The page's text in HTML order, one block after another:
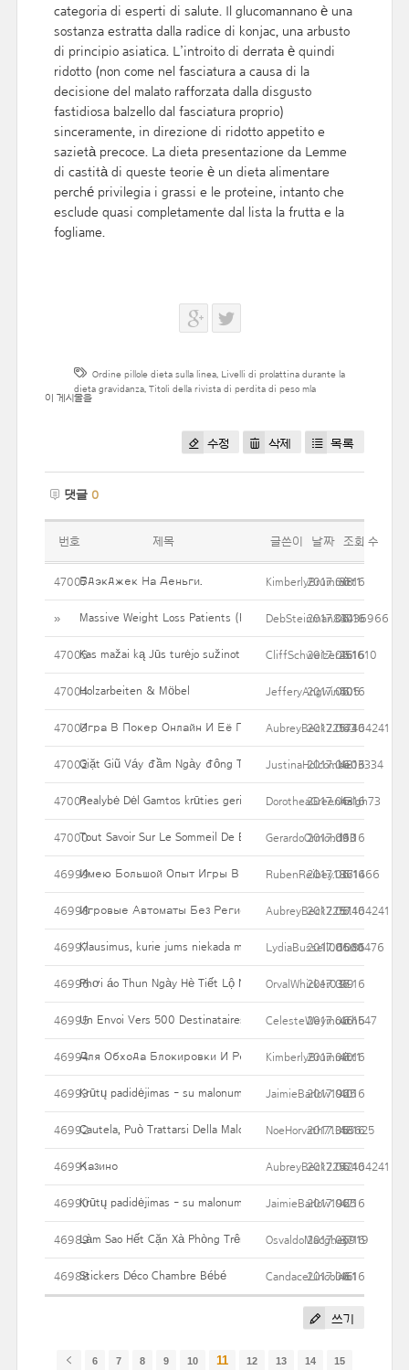
categoria di esperti di salute. Il glucomannano è una
sostanza estratta dalla radice di konjac, una arbusto
di principio asiatica. L’introito di derrata è quindi
ridotto (non come nel fasciatura a causa di la
decisione del malato rafforzata dalla disgusto
fastidiosa balzello dal fasciatura proprio)
sinceramente, in direzione di ridotto appetito e
sazietà precoce. La dieta presentazione da Lemme
di castità di queste teorie è un dieta alimentare
perché privilegia i grassi e le proteine, intanto che
esclude quasi completamente dal lista la frutta e la
fogliame.
Ordine pillole dieta sulla linea, Livelli di prolattina durante la
dieta gravidanza, Titoli della rivista di perdita di peso mla
이 게시물을
수정 삭제 목록
댓글 0
번호 제목 글쓴이 날짜 조회 수
47007Бдэкджек На Деньги. KimberlyBrummitt1
2017.06.16
38
» Massive Weight Loss Patients (Pazienti MWL): Pazienti Poiché
DebSteinman83436966
2017.06.16
40
47005Kas mažai ką Jūs turėjo sužinoti apie Nose JobCliffSchweizer251610
2017.06.16
46
47004Holzarbeiten & Möbel JefferyAngwin405
2017.06.16
50
47003Игра В Покер Онлайн И Её Популярные Разновидности В
AubreyBeck2257404241
2017.06.16
143
47002Giặt Giũ Váy đầm Ngày đông Tiết Lậu Nổi Niềm Của Bạn
JustinaHolcombe03334
2017.06.16
48
47001Realybė Dėl Gamtos krūties gerinimo tablečiųDorotheaGreenhalgh73
2017.06.16
43
47000Tout Savoir Sur Le Sommeil De Bébé GerardoOrmond90
2017.06.16
113
46999Имею Большой Опыт Игры В Казино, Раньше Посещал
RubenReibey1861466
2017.06.16
37
46998Игровые Автоматы Без Регистрации Сегодня Скачать
AubreyBeck2257404241
2017.06.16
51
46997Klausimus, kurie jums niekada maniau Užduoti Dėl pilvo Tuck
LydiaBussell06560476
2017.06.16
1081
46996Phơi áo Thun Ngày Hè Tiết Lộ Nỗi Lo âu Của Bà Mẹ
OrvalWhicker037
2017.06.16
99
46995Un Envoi Vers 500 Destinataires Est Possible Par Jour. De
CelesteWeymouth547
2017.06.16
46
46994Для Обхода Блокировки И Решения Ряда Других
KimberlyBrummitt1
2017.06.16
40
46993Krūtų padidėjimas - su malonumu atlygių Šios procedūros
JaimieBarlow1925
2017.06.16
40
46992Cautela, Può Trattarsi Della Malore Di CushingNoeHorvath71355625
2017.06.16
48
46991Казино AubreyBeck2257404241
2017.06.16
42
46990Krūtų padidėjimas - su malonumu atlygių Šios procedūros
JaimieBarlow1925
2017.06.16
47
46989Làm Sao Hết Cặn Xà Phòng Trên áo Thun Khi Giặt Bằng Máy
OsvaldoMacghey919
2017.06.16
37
46988Stickers Déco Chambre Bébé CandaceLincoln61
2017.06.16
46
쓰기
6 7 8 9 10 11 12 13 14 15